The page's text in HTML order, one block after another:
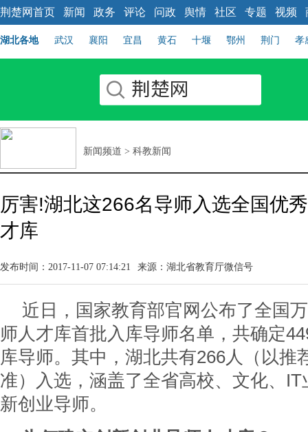
荆楚网首页 新闻 政务 评论 问政 舆情 社区 专题 视频
湖北各地 武汉 襄阳 宜昌 黄石 十堰 鄂州 荆门 孝
新闻频道 > 科教新闻
厉害!湖北这266名导师入选全国优
才库
发布时间：2017-11-07 07:14:21 来源：湖北省教育厅微信号
近日，国家教育部官网公布了全国
师人才库首批入库导师名单，共确定
库导师。其中，湖北共有266人（以推
准）入选，涵盖了全省高校、文化、
新创业导师。